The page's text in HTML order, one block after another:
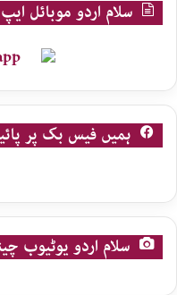
سلام اردو موبائل ایپ
ہمیں فیس بک پر
سلام اردو یوٹیوب